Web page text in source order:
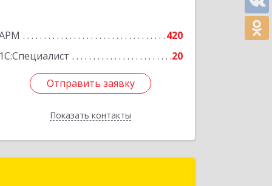
420
1С:Специалист
20
Отправить заявку
Показать контакты
Подробнее
Отправить заявку
Назад